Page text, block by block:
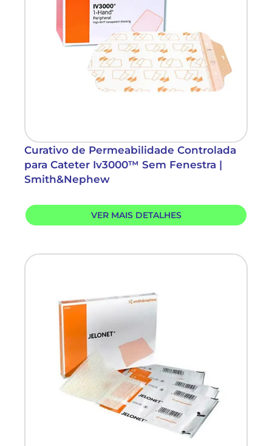
Curativo de Permeabilidade Controlada
para Cateter Iv3000™ Sem Fenestra |
Smith&Nephew
VER MAIS DETALHES